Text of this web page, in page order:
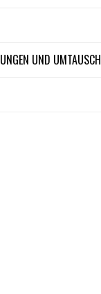
UND UMTAUSCH